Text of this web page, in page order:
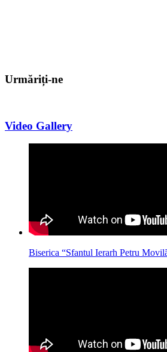
Urmăriți-ne
Video Gallery
Biserica “Sfantul Ierarh Petru